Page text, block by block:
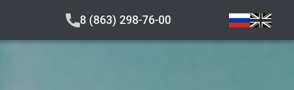
8 (863) 298-76-00